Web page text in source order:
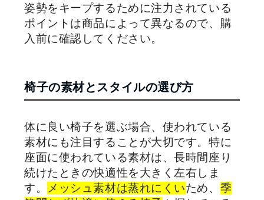
姿勢をキープするために注力されている
ポイントは商品によって異なるので、購
入前に確認してください。
椅子の素材とスタイルの選び方
体に良い椅子を選ぶ場合、使われている
素材にも注目することが大切です。特に
座面に使われている素材は、長時間座り
続けたときの快適性を大きく左右しま
す。
メッシュ素材は蒸れにくいため、 季